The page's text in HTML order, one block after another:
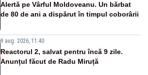
Alertă pe Vârful Moldoveanu. Un bărbat
de 80 de ani a dispărut în timpul coborârii
9 aug. 2026, 11:40
Reactorul 2, salvat pentru încă 9 zile.
Anunțul făcut de Radu Miruță